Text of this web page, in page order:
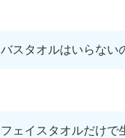
バスタオルはいらない
フェイスタオルだけで